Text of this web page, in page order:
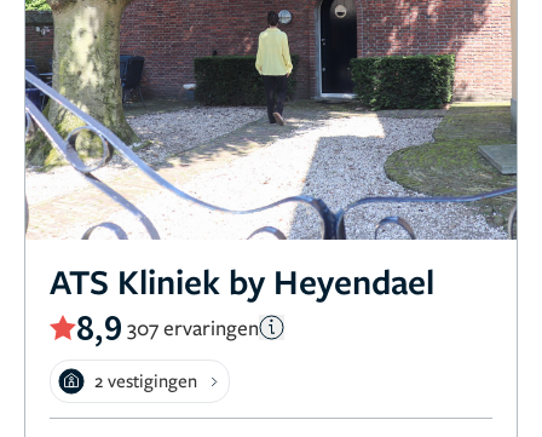
ATS Kliniek by Heyendael
8,9 307 ervaringen
2 vestigingen